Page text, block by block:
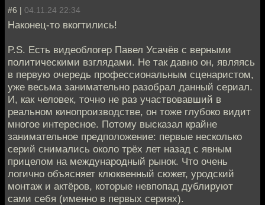
#6 | 04.11.24 22:34
Наконец-то вкогтились!
P.S. Есть видеоблогер Павел Усачёв с верными
политическими взглядами. Не так давно он, являясь
в первую очередь профессиональным сценаристом,
уже весьма занимательно разобрал данный сериал.
И, как человек, точно не раз участвовавший в
реальном кинопроизводстве, он тоже глубоко видит
многое интересное. Потому высказал крайне
занимательное предположение: первые несколько
серий снимались около трёх лет назад с явным
прицелом на международный рынок. Что очень
логично объясняет клюквенный сюжет, уродский
монтаж и актёров, которые невпопад дублируют
сами себя (именно в первых сериях).